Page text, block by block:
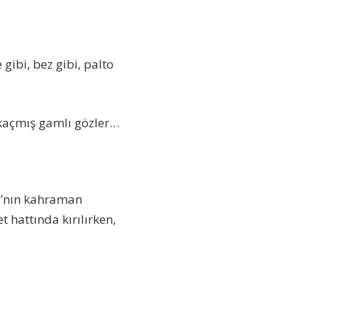
gibi, bez gibi, palto
gamlı gözler…
kahraman
kırılırken,